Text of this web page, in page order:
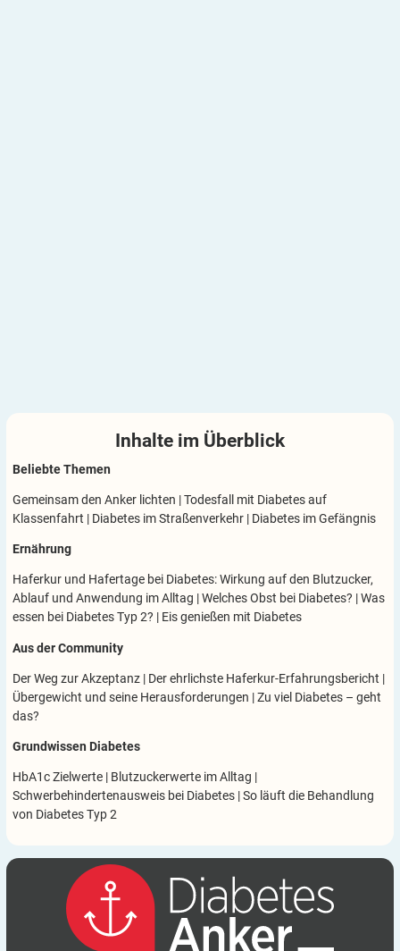
Inhalte im Überblick
Beliebte Themen
Gemeinsam den Anker lichten |Todesfall mit Diabetes auf
Klassenfahrt | Diabetes im Straßenverkehr | Diabetes im Gefängnis
Ernährung
Haferkur und Hafertage bei Diabetes: Wirkung auf den Blutzucker,
Ablauf und Anwendung im Alltag |Welches Obst bei Diabetes? |Was
essen bei Diabetes Typ 2? | Eis genießen mit Diabetes
Aus der Community
Der Weg zur Akzeptanz | Der ehrlichste Haferkur-Erfahrungsbericht |
Übergewicht und seine Herausforderungen |Zu viel Diabetes – geht
das?
Grundwissen Diabetes
HbA1c Zielwerte | Blutzuckerwerte im Alltag |
Schwerbehindertenausweis bei Diabetes |So läuft die Behandlung
von Diabetes Typ 2